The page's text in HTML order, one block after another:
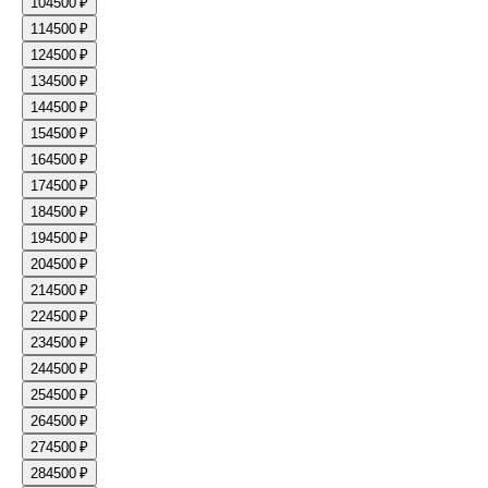
114500 ₽
124500 ₽
134500 ₽
144500 ₽
154500 ₽
164500 ₽
174500 ₽
184500 ₽
194500 ₽
204500 ₽
214500 ₽
224500 ₽
234500 ₽
244500 ₽
254500 ₽
264500 ₽
274500 ₽
284500 ₽